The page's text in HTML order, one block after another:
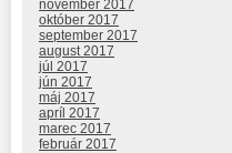
november 2017
október 2017
september 2017
august 2017
júl 2017
jún 2017
máj 2017
apríl 2017
marec 2017
február 2017